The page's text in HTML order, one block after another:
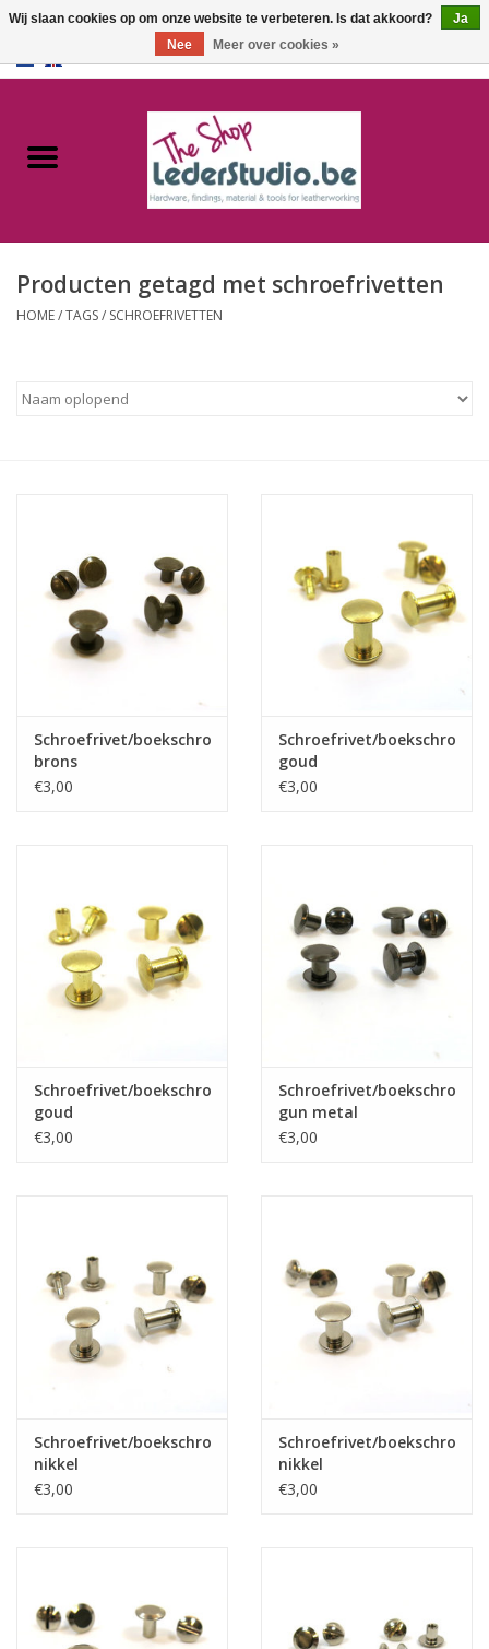
Catalogus
FAQ
Producten getagd met schroefrivetten
HOME/TAGS/ SCHROEFRIVETTEN
Schroefrivet/boekschroef
brons
€3,00
Schroefrivet/boekschroef
goud
€3,00
Schroefrivet/boekschroef
goud
€3,00
Schroefrivet/boekschroef
gun metal
€3,00
Schroefrivet/boekschroef
nikkel
€3,00
Schroefrivet/boekschroef
nikkel
€3,00
Wij slaan cookies op om onze website te verbeteren. Is dat akkoord?
Ja
Nee
Meer over cookies »